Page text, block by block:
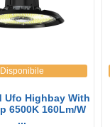
Disponibile
Ufo Highbay With
6500K 160Lm/W
...